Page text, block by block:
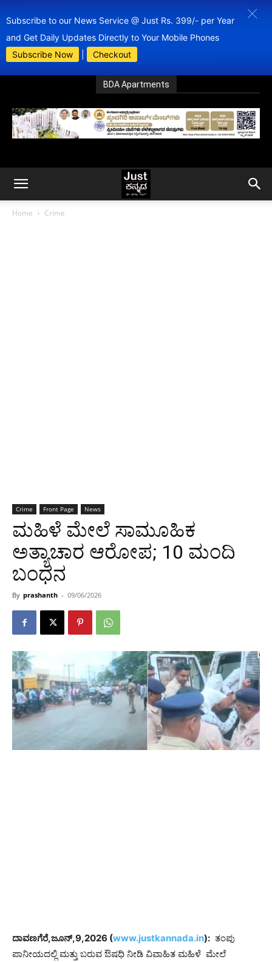
Subscribe to our News Service @ Just Rs. 399/- per Year
and Get Daily Updates Directly to Your Mobile Phones
Subscribe Now
Checkout
BDA Apartments
Home Crime
Crime Front Page News
ಮಹಿಳೆ ಮೇಲೆ ಸಾಮೂಹಿಕ
ಅತ್ಯಾಚಾರ ಆರೋಪ; 10 ಮಂದಿ
ಬಂಧನ
By prashanth - 09/06/2026
ದಾವಣಗೆರೆ,ಜೂನ್,9,2026 (www.justkannada.in): ತಂಪು
ಪಾನೀಯದಲ್ಲಿ ಮತ್ತು ಬರುವ ಔಷಧಿ ನೀಡಿ ವಿವಾಹಿತ ಮಹಿಳೆ ಮೇಲೆ